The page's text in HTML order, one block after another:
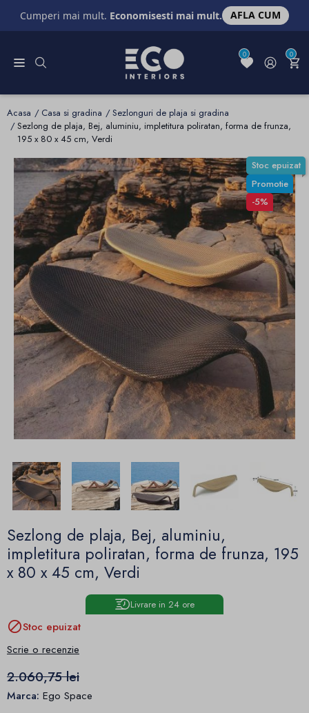
Cumperi mai mult. Economisesti mai mult. AFLA CUM
0 0
Acasa Casa si gradina
Sezlonguri de plaja si gradina
Sezlong de plaja, Bej, aluminiu, impletitura poliratan, forma de frunza,
195 x 80 x 45 cm, Verdi
Stoc epuizat
Promotie
-5%
Sezlong de plaja, Bej, aluminiu,
impletitura poliratan, forma de frunza, 195
x 80 x 45 cm, Verdi
Livrare in 24 ore
Stoc epuizat
Scrie o recenzie
2.060,75 lei
Marca: Ego Space